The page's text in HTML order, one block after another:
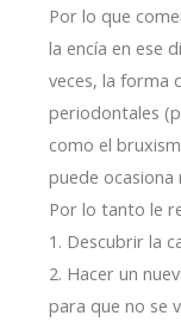
Por lo que
la encía en ese
veces, la forma
periodontales
como el
puede ocasiona
Por lo tanto le
1. Descubrir la
2. Hacer un
para que no se